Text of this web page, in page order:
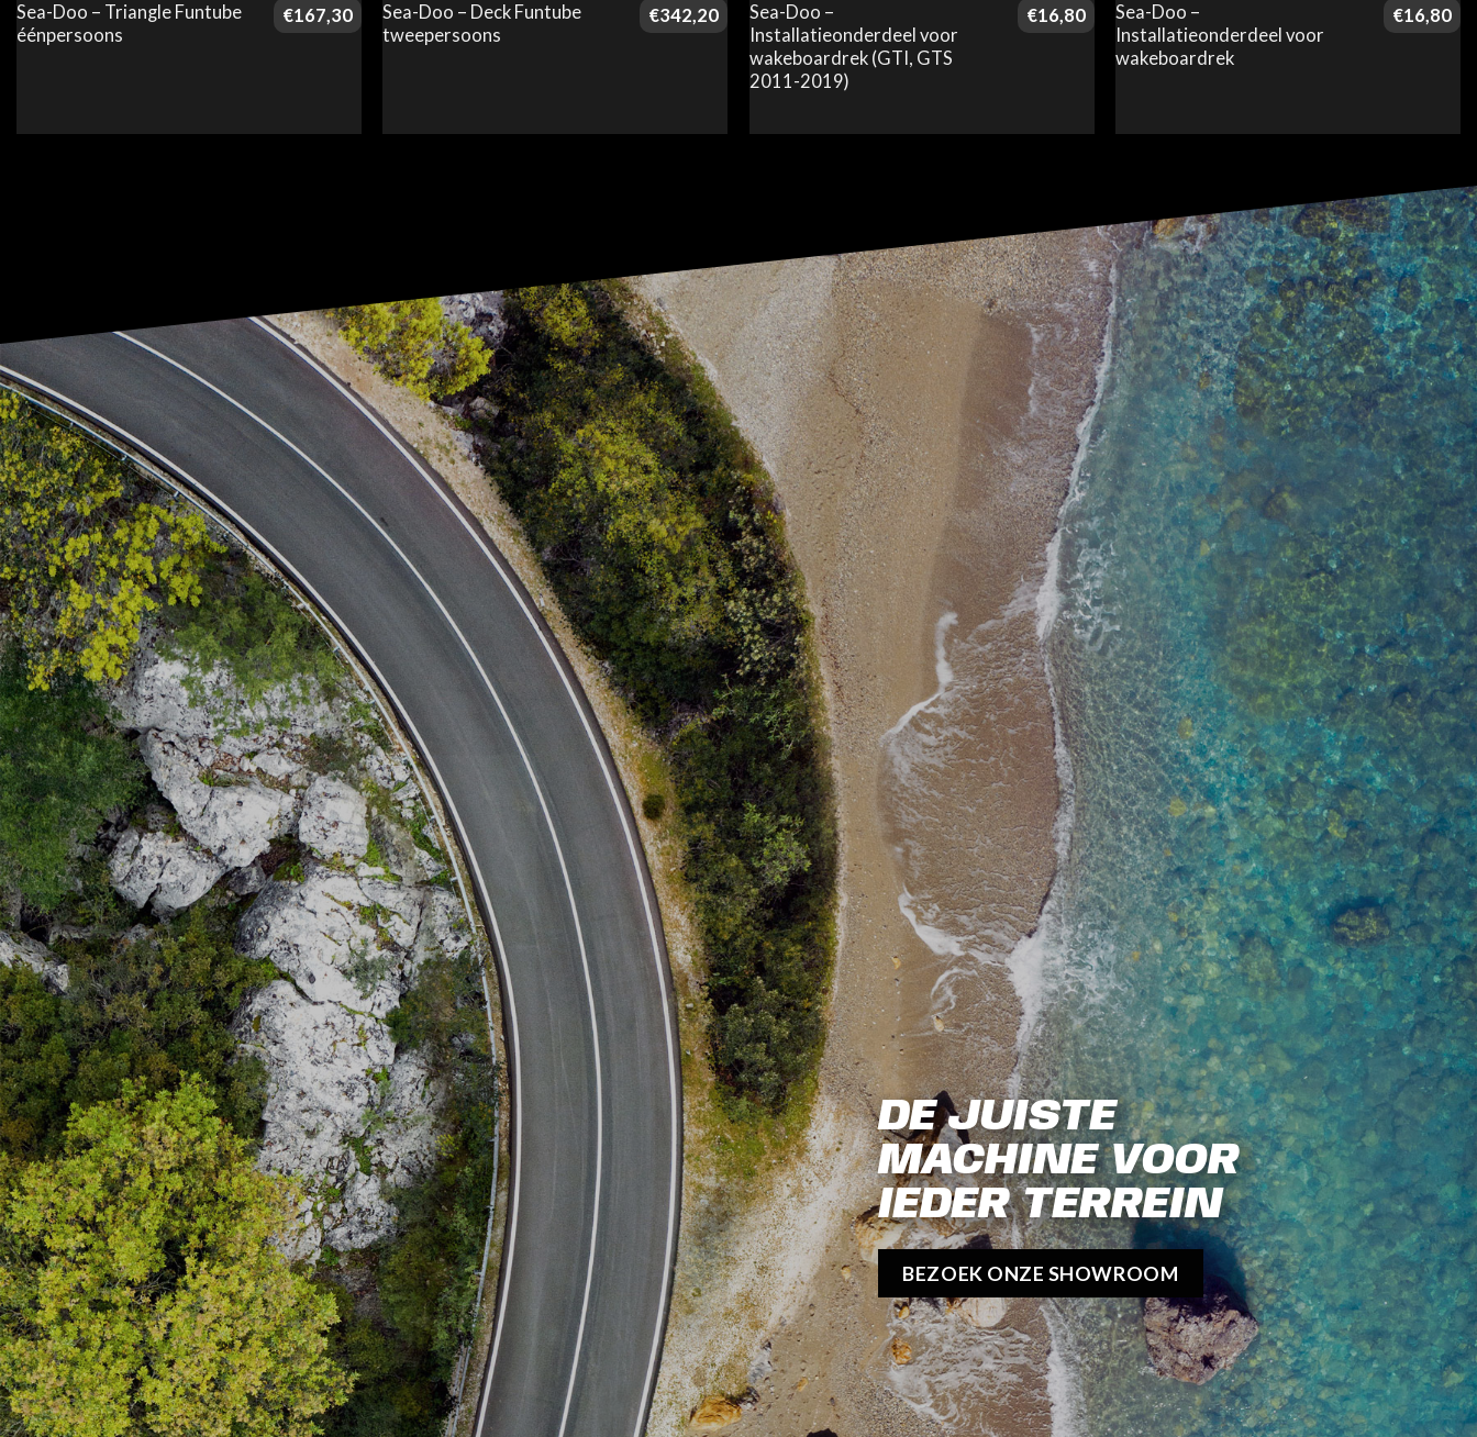
Sea-Doo – Triangle Funtube
éénpersoons
€167,30
Sea-Doo – Deck Funtube
tweepersoons
€342,20
Sea-Doo –
Installatieonderdeel voor
wakeboardrek (GTI, GTS
2011-2019)
€16,80
Sea-Doo –
Installatieonderdeel voor
wakeboardrek
€16,80
DE JUISTE
MACHINE VOOR
IEDER TERREIN
BEZOEK ONZE SHOWROOM